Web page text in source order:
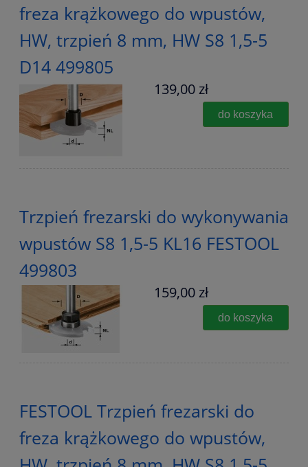
freza krążkowego do wpustów,
HW, trzpień 8 mm, HW S8 1,5-5
D14 499805
139,00 zł
do koszyka
Trzpień frezarski do wykonywania
wpustów S8 1,5-5 KL16 FESTOOL
499803
159,00 zł
do koszyka
FESTOOL Trzpień frezarski do
freza krążkowego do wpustów,